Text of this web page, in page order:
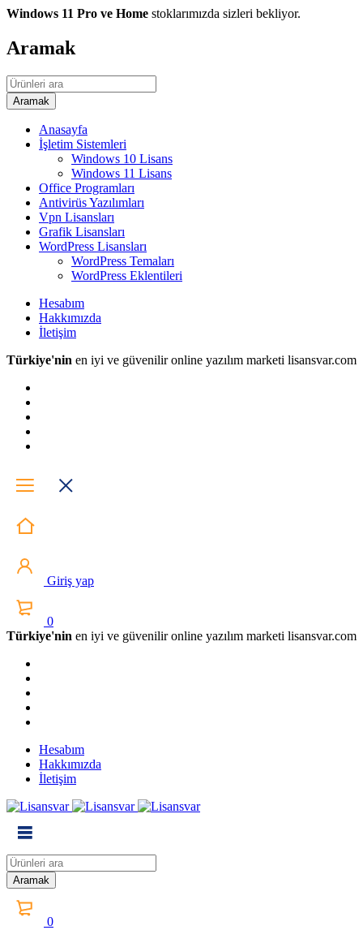
Windows 11 Pro ve Home stoklarımızda sizleri bekliyor.
Aramak
Anasayfa
İşletim Sistemleri
Windows 10 Lisans
Windows 11 Lisans
Office Programları
Antivirüs Yazılımları
Vpn Lisansları
Grafik Lisansları
WordPress Lisansları
WordPress Temaları
WordPress Eklentileri
Hesabım
Hakkımızda
İletişim
Türkiye'nin en iyi ve güvenilir online yazılım marketi lisansvar.com
Giriş yap
0
Türkiye'nin en iyi ve güvenilir online yazılım marketi lisansvar.com
Hesabım
Hakkımızda
İletişim
0